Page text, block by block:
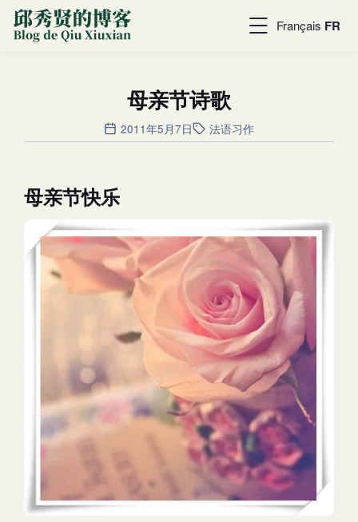
Français FR
母亲节诗歌
2011年5月7日 法语习作
母亲节快乐